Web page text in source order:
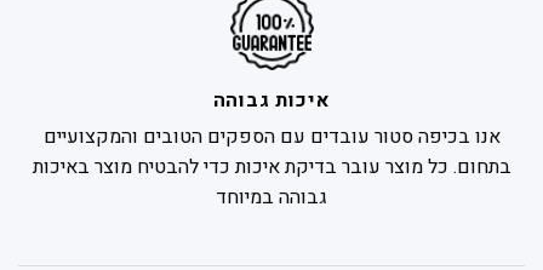
איכות גבוהה
אנו בכיפה סטור עובדים עם הספקים הטובים והמקצועיים
בתחום. כל מוצר עובר בדיקת איכות כדי להבטיח מוצר באיכות
גבוהה במיוחד